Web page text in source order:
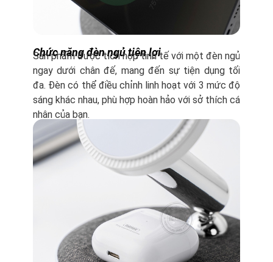
Chức năng đèn ngủ tiện lợi
Sản phẩm được tích hợp tinh tế với một đèn ngủ
ngay dưới chân đế, mang đến sự tiện dụng tối
đa. Đèn có thể điều chỉnh linh hoạt với 3 mức độ
sáng khác nhau, phù hợp hoàn hảo với sở thích cá
nhân của bạn.